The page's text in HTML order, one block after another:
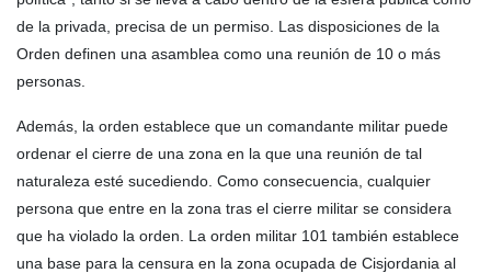
de la privada, precisa de un permiso. Las disposiciones de la
Orden definen una asamblea como una reunión de 10 o más
personas.
Además, la orden establece que un comandante militar puede
ordenar el cierre de una zona en la que una reunión de tal
naturaleza esté sucediendo. Como consecuencia, cualquier
persona que entre en la zona tras el cierre militar se considera
que ha violado la orden. La orden militar 101 también establece
una base para la censura en la zona ocupada de Cisjordania al